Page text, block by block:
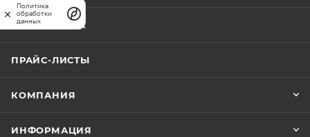
КАРТА САЙТА
ПРАЙС-ЛИСТЫ
КОМПАНИЯ
ИНФОРМАЦИЯ
Политика
обработки
данных